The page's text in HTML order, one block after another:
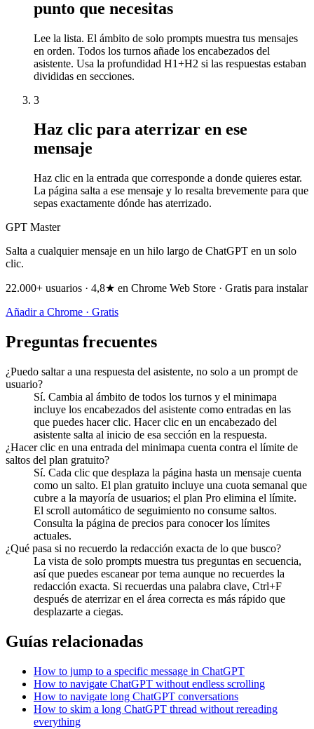
punto que necesitas
Lee la lista. El ámbito de solo prompts muestra tus mensajes
en orden. Todos los turnos añade los encabezados del
asistente. Usa la profundidad H1+H2 si las respuestas estaban
divididas en secciones.
3
Haz clic para aterrizar en ese
mensaje
Haz clic en la entrada que corresponde a donde quieres estar.
La página salta a ese mensaje y lo resalta brevemente para que
sepas exactamente dónde has aterrizado.
GPT Master
Salta a cualquier mensaje en un hilo largo de ChatGPT en un solo
clic.
22.000+ usuarios · 4,8★ en Chrome Web Store · Gratis para instalar
Añadir a Chrome · Gratis
Preguntas frecuentes
¿Puedo saltar a una respuesta del asistente, no solo a un prompt de
usuario?
Sí. Cambia al ámbito de todos los turnos y el minimapa
incluye los encabezados del asistente como entradas en las
que puedes hacer clic. Hacer clic en un encabezado del
asistente salta al inicio de esa sección en la respuesta.
¿Hacer clic en una entrada del minimapa cuenta contra el límite de
saltos del plan gratuito?
Sí. Cada clic que desplaza la página hasta un mensaje cuenta
como un salto. El plan gratuito incluye una cuota semanal que
cubre a la mayoría de usuarios; el plan Pro elimina el límite.
El scroll automático de seguimiento no consume saltos.
Consulta la página de precios para conocer los límites
actuales.
¿Qué pasa si no recuerdo la redacción exacta de lo que busco?
La vista de solo prompts muestra tus preguntas en secuencia,
así que puedes escanear por tema aunque no recuerdes la
redacción exacta. Si recuerdas una palabra clave, Ctrl+F
después de aterrizar en el área correcta es más rápido que
desplazarte a ciegas.
Guías relacionadas
How to jump to a specific message in ChatGPT
How to navigate ChatGPT without endless scrolling
How to navigate long ChatGPT conversations
How to skim a long ChatGPT thread without rereading
everything